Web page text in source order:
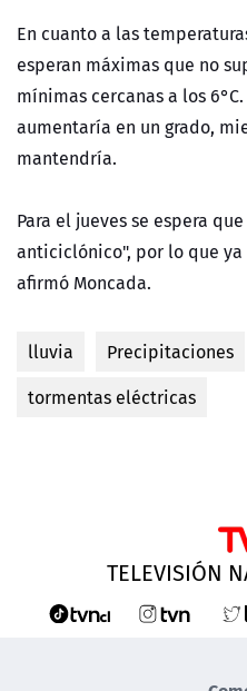
En cuanto a las
esperan máximas que no
mínimas cercanas a los
aumentaría en un grado,
mantendría.
Para el jueves se espera
anticiclónico", por lo que
afirmó Moncada.
lluvia Precipitaciones
tormentas eléctricas
TELEVISIÓN